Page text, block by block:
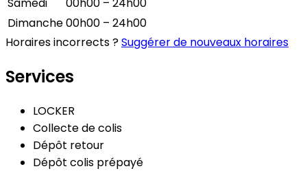
Dimanche00h00 – 24h00
Horaires incorrects ?Suggérer de nouveaux horaires
Services
LOCKER
Collecte de colis
Dépôt retour
Dépôt colis prépayé